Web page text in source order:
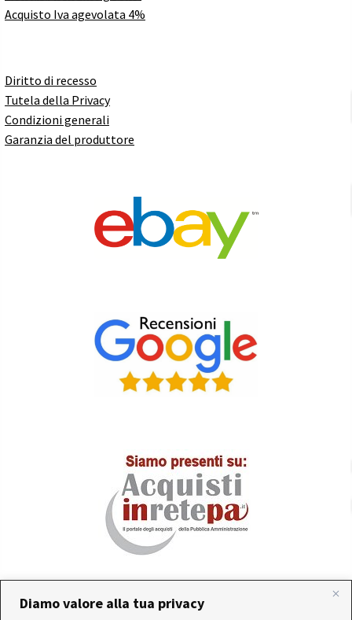
Diamo valore alla tua privacy
In occasione delle FERIE ESTIVE, alcune aziende
Acquisto Iva agevolata 4%
Diritto di recesso
Tutela della Privacy
Condizioni generali
Garanzia del produttore